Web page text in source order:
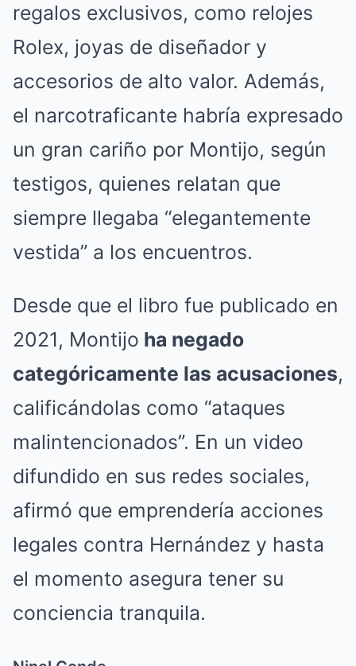
regalos exclusivos, como relojes
Rolex, joyas de diseñador y
accesorios de alto valor. Además,
el narcotraficante habría expresado
un gran cariño por Montijo, según
testigos, quienes relatan que
siempre llegaba “elegantemente
vestida” a los encuentros.
Desde que el libro fue publicado en
2021, Montijo ha negado
categóricamente las acusaciones,
calificándolas como “ataques
malintencionados”. En un video
difundido en sus redes sociales,
afirmó que emprendería acciones
legales contra Hernández y hasta
el momento asegura tener su
conciencia tranquila.